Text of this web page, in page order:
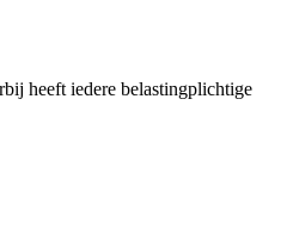
heeft iedere belastingplichtige